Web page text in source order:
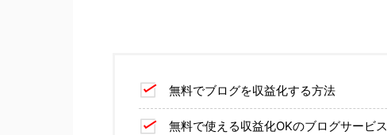
無料でブログを収益化する方法
無料で使える収益化OKのブログサービス